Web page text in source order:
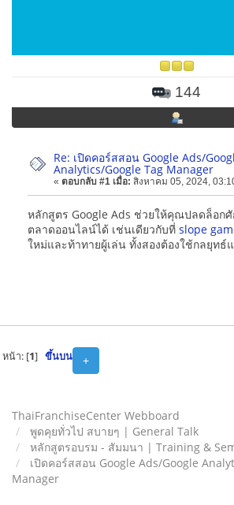
144
Re: เปิดคอร์สสอน Google Ads/
Analytics/Google Tag Manager
« ตอบกลับ #1 เมื่อ: สิงหาคม 05, 2024,
หลักสูตร Google Ads ช่วยให้คุณปลดล็อกศั
ตลาดออนไลน์ได้ เช่นเดียวกับที่ slope
ใหม่และท้าทายผู้เล่น ทั้งสองต้องใช้กลยุทธ์
+
หน้า: [1] ขึ้นบน
ThaiFranchiseCenter Webboard
พูดคุยทั่วไป สบายๆ | General Talk
หลักสูตรอบรม - สัมมนา | Training &
เปิดคอร์สสอน Google Ads/Google
Manager